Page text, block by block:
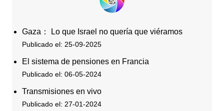
Gaza： Lo que Israel no quería que viéramos
Publicado el: 25-09-2025
El sistema de pensiones en Francia
Publicado el: 06-05-2024
Transmisiones en vivo
Publicado el: 27-01-2024